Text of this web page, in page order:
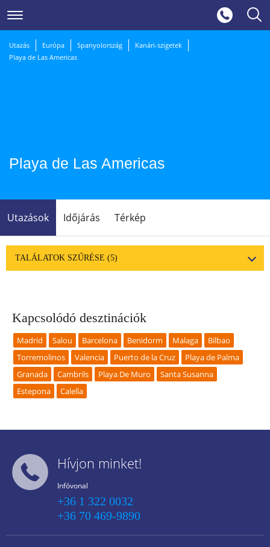
Utazás Európa Spanyolország
Kanári-szigetek
Playa de Las Americas
Playa de Las Americas
Utazások Időjárás Térkép
TALÁLATOK SZŰRÉSE (5)
Kapcsolódó desztinációk
Madrid Salou Barcelona Benidorm Malaga
Bilbao
Torremolinos
Valencia Puerto de la Cruz
Playa de Palma
Granada
Cambrils Playa De Muro
Santa Susanna
Estepona
Calella
Hívjon minket!
Infóvonal
+36 1 322 0032
+36 70 469-9890